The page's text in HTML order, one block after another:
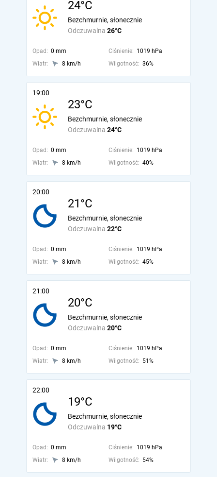
24°C
Odczuwalna 26°C
Bezchmurnie, słonecznie
Opad: 0 mm Ciśnienie: 1019 hPa
Wiatr:
8 km/h Wilgotność: 36%
19:00
23°C
Odczuwalna 24°C
Bezchmurnie, słonecznie
Opad: 0 mm Ciśnienie: 1019 hPa
Wiatr:
8 km/h Wilgotność: 40%
20:00
21°C
Odczuwalna 22°C
Bezchmurnie, słonecznie
Opad: 0 mm Ciśnienie: 1019 hPa
Wiatr:
8 km/h Wilgotność: 45%
21:00
20°C
Odczuwalna 20°C
Bezchmurnie, słonecznie
Opad: 0 mm Ciśnienie: 1019 hPa
Wiatr:
8 km/h Wilgotność: 51%
22:00
19°C
Odczuwalna 19°C
Bezchmurnie, słonecznie
Opad: 0 mm Ciśnienie: 1019 hPa
Wiatr:
8 km/h Wilgotność: 54%